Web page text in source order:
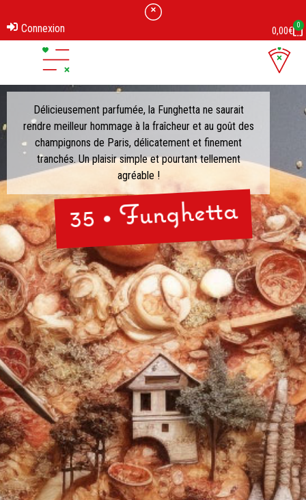
Connexion 0,00€ 0
Délicieusement parfumée, la Funghetta ne saurait
rendre meilleur hommage à la fraîcheur et au goût des
champignons de Paris, délicatement et finement
tranchés. Un plaisir simple et pourtant tellement
agréable !
35 • Funghetta